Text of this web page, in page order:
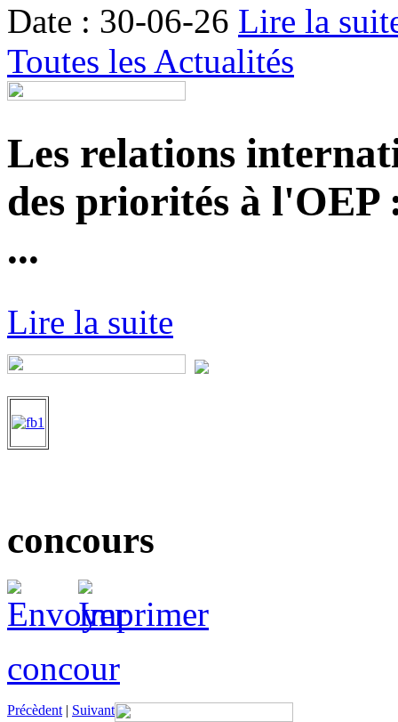
Date : 30-06-26 Lire la
Toutes les Actualités
Les relations
des priorités à
...
Lire la suite
concours
concour
Précèdent | Suivant